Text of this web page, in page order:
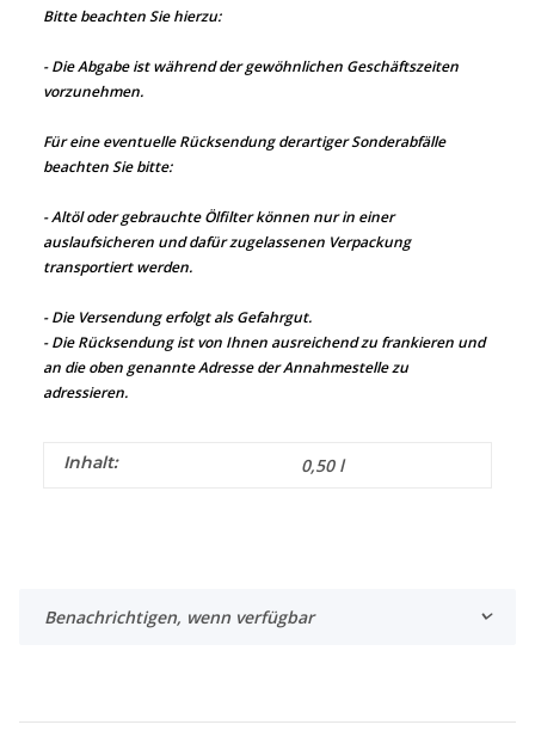
Bitte beachten Sie hierzu:
- Die Abgabe ist während der gewöhnlichen Geschäftszeiten
vorzunehmen.
Für eine eventuelle Rücksendung derartiger Sonderabfälle
beachten Sie bitte:
- Altöl oder gebrauchte Ölfilter können nur in einer
auslaufsicheren und dafür zugelassenen Verpackung
transportiert werden.
- Die Versendung erfolgt als Gefahrgut.
- Die Rücksendung ist von Ihnen ausreichend zu frankieren und
an die oben genannte Adresse der Annahmestelle zu
adressieren.
Inhalt: 0,50 l
Benachrichtigen, wenn verfügbar